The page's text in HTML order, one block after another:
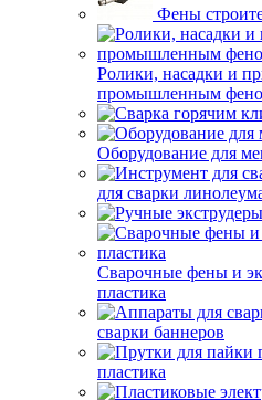
Фены
Ролики, насадки и
промышленным
Оборудование для
для сварки
Сварочные фены и
пластика
сварки баннеров
пластика